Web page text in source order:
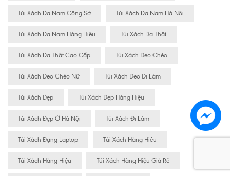
Túi Xách Da Nam Công Sở Túi Xách Da Nam Hà Nội
Túi Xách Da Nam Hàng Hiệu Túi Xách Da Thật
Túi Xách Da Thật Cao Cấp Túi Xách Đeo Chéo
Túi Xách Đeo Chéo Nữ Túi Xách Đeo Đi Làm
Túi Xách Đẹp Túi Xách Đẹp Hàng Hiệu
Túi Xách Đẹp Ở Hà Nội Túi Xách Đi Làm
Túi Xách Đựng Laptop Túi Xách Hàng Hiêu
Túi Xách Hàng Hiệu Túi Xách Hàng Hiệu Giá Rẻ